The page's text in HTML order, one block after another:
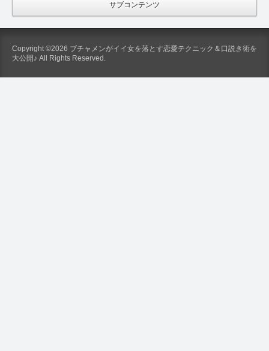
サブコンテンツ
Copyright ©2026 ブチャメンがイイ女を落とす恋愛テクニック＆口説き術を
大公開♪ All Rights Reserved.